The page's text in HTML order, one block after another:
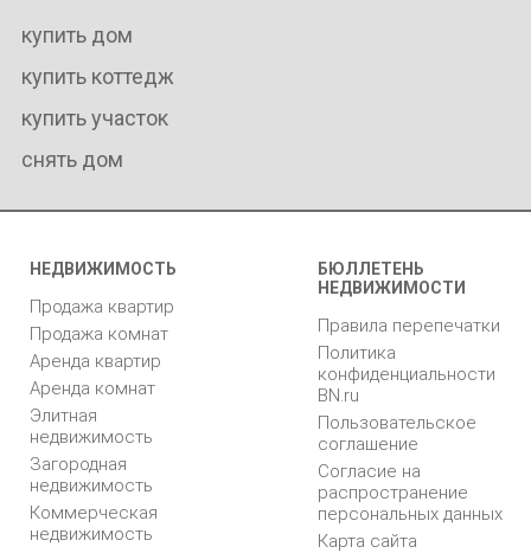
купить дом
купить коттедж
купить участок
снять дом
НЕДВИЖИМОСТЬ
Продажа квартир
Продажа комнат
Аренда квартир
Аренда комнат
Элитная
недвижимость
Загородная
недвижимость
Коммерческая
недвижимость
БЮЛЛЕТЕНЬ
НЕДВИЖИМОСТИ
Правила перепечатки
Политика
конфиденциальности
BN.ru
Пользовательское
соглашение
Согласие на
распространение
персональных данных
Карта сайта